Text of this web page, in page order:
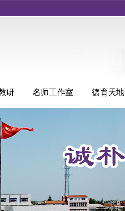
研 名师工作室 德育天地